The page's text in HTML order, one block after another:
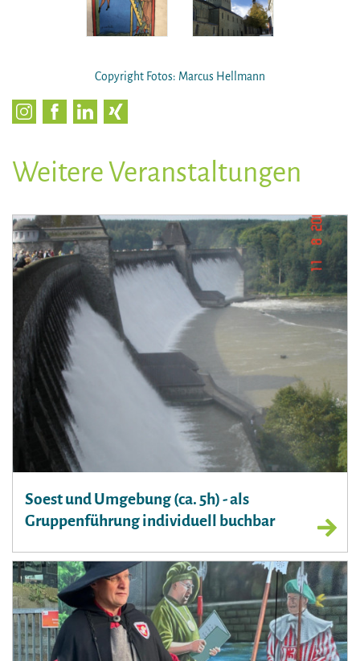
Copyright Fotos: Marcus Hellmann
Weitere Veranstaltungen
Soest und Umgebung (ca. 5h) - als
Gruppenführung individuell buchbar